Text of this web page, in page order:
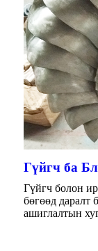
Гүйгч ба
Гүйгч болон ир
бөгөөд даралт
ашиглалтын